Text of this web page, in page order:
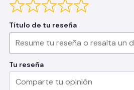
Título de tu reseña
Tu reseña